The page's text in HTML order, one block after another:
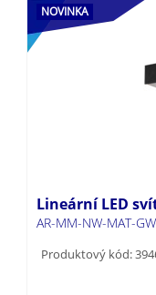
NOVINKA
Lineární LED
AR-MM-NW-MAT-
Produktový kód: